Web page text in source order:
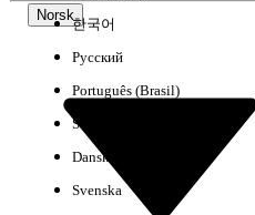
Norsk
한국어
Русский
Português (Brasil)
Suomi
Dansk
Svenska